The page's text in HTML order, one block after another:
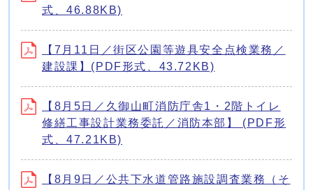
式、46.88KB)
【7月11日／街区公園等遊具安全点検業務／
建設課】(PDF形式、43.72KB)
【8月5日／久御山町消防庁舎1・2階トイレ
修繕工事設計業務委託／消防本部】 (PDF形
式、47.21KB)
【8月9日／公共下水道管路施設調査業務（そ